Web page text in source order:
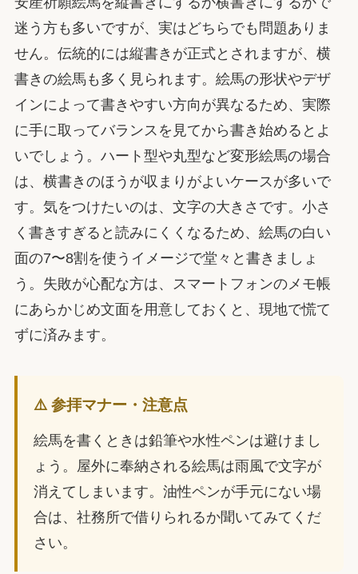
迷う方も多いですが、実はどちらでも問題ありま
せん。伝統的には縦書きが正式とされますが、横
書きの絵馬も多く見られます。絵馬の形状やデザ
インによって書きやすい方向が異なるため、実際
に手に取ってバランスを見てから書き始めるとよ
いでしょう。ハート型や丸型など変形絵馬の場合
は、横書きのほうが収まりがよいケースが多いで
す。気をつけたいのは、文字の大きさです。小さ
く書きすぎると読みにくくなるため、絵馬の白い
面の7〜8割を使うイメージで堂々と書きましょ
う。失敗が心配な方は、スマートフォンのメモ帳
にあらかじめ文面を用意しておくと、現地で慌て
ずに済みます。
⚠️ 参拝マナー・注意点
絵馬を書くときは鉛筆や水性ペンは避けまし
ょう。屋外に奉納される絵馬は雨風で文字が
消えてしまいます。油性ペンが手元にない場
合は、社務所で借りられるか聞いてみてくだ
さい。